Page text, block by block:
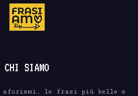
CHI SIAMO
le frasi più belle e